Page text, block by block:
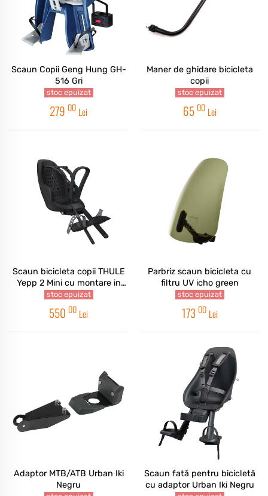
Scaun Copii Geng Hung GH-
516 Gri
stoc epuizat
279 00 Lei
Maner de ghidare bicicleta
copii
stoc epuizat
65 00 Lei
Scaun bicicleta copii THULE
Yepp 2 Mini cu montare in
fata - Midnight Black
stoc epuizat
550 00 Lei
Parbriz scaun bicicleta cu
filtru UV icho green
stoc epuizat
173 00 Lei
Adaptor MTB/ATB Urban Iki
Negru
Scaun fată pentru bicicletă
cu adaptor Urban Iki Negru